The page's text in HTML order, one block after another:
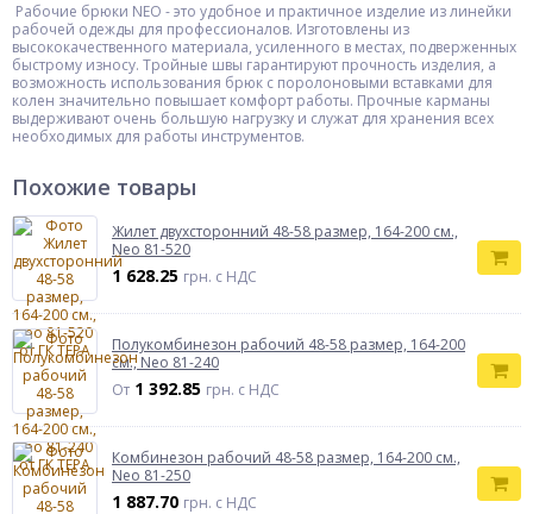
Рабочие брюки NEO - это удобное и практичное изделие из линейки
рабочей одежды для профессионалов. Изготовлены из
высококачественного материала, усиленного в местах, подверженных
быстрому износу. Тройные швы гарантируют прочность изделия, а
возможность использования брюк с поролоновыми вставками для
колен значительно повышает комфорт работы. Прочные карманы
выдерживают очень большую нагрузку и служат для хранения всех
необходимых для работы инструментов.
Похожие товары
Жилет двухсторонний 48-58 размер, 164-200 см.,
Neo 81-520
1 628.25 грн. с НДС
Полукомбинезон рабочий 48-58 размер, 164-200
см., Neo 81-240
От 1 392.85 грн. с НДС
Комбинезон рабочий 48-58 размер, 164-200 см.,
Neo 81-250
1 887.70 грн. с НДС